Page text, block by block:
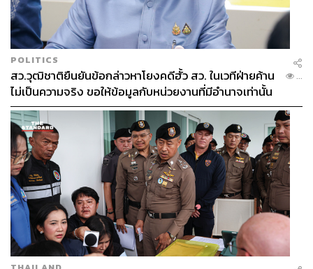
อย่างไรก็ตาม ไอโนมีหน้าที่ดูแลงานในส่วนของการออกแบบ
ภายในและจัดนิทรรศการสถาปัตยกรรมเป็นหลัก ด้วยความ
ชอบและเชื่อในหลักของเหตุและผล อีกทั้งยังเต็มไปด้วยความ
เรียบง่ายและความสวยงามในรูปแบบของไอโน ซึ่งล้วน
เป็นการนำองค์ประกอบทั้งหลายเหล่านี้มาประยุกต์ใช้และ
เกิดขึ้นจริงตามหลักสมบูรณศิลปกรรม (Gesamtkunstwerk)
POLITICS
สว.วุฒิชาติยืนยันข้อกล่าวหาโยงคดีฮั้ว สว. ในเวทีฝ่ายค้าน
ไม่เป็นความจริง ขอให้ข้อมูลกับหน่วยงานที่มีอำนาจเท่านั้น
...